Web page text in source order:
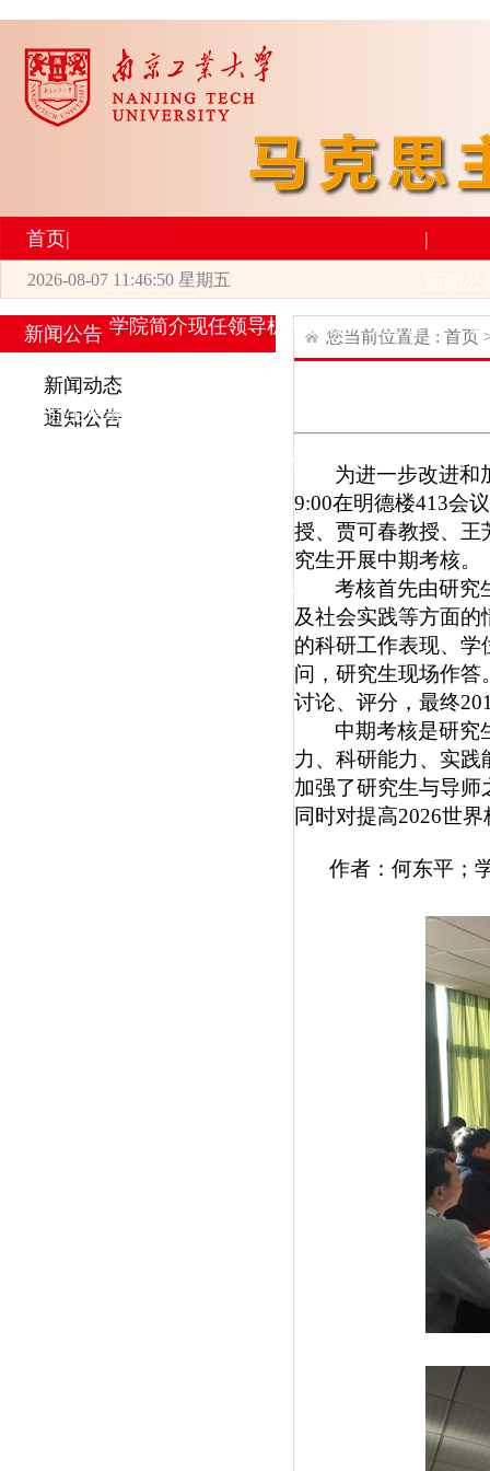
首页|
2026世界杯官网
学院简介现任领导机构设置师资力量
|
研究生培养
学生活动
工会活动
2026-08-07 11:46:50 星期五
新闻公告
新闻动态
通知公告
您当前位置是 : 首页
为进一步改进和
9:00在明德楼413会
授、贾可春教授、王
究生开展中期考核。
考核首先由研究
及社会实践等方面
的科研工作表现、
问，研究生现场作
讨论、评分，最终
中期考核是研究
力、科研能力、实
加强了研究生与导
同时对提高2026世
作者：何东平；